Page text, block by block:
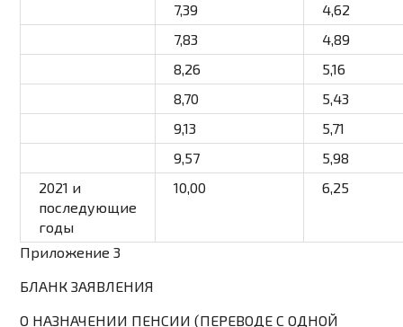
7,39
4,62
7,83
4,89
8,26
5,16
8,70
5,43
9,13
5,71
9,57
5,98
2021 и
последующие
годы
10,00 6,25
Приложение 3
БЛАНК ЗАЯВЛЕНИЯ
О НАЗНАЧЕНИИ ПЕНСИИ (ПЕРЕВОДЕ С ОДНОЙ